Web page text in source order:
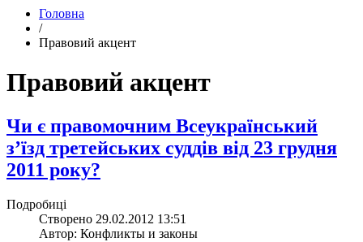
Головна
/
Правовий акцент
Правовий акцент
Чи є правомочним Всеукраїнський
з’їзд третейських суддів від 23 грудня
2011 року?
Подробиці
Створено 29.02.2012 13:51
Автор: Конфликты и законы